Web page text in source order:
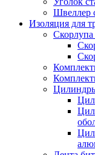
Швеллер
Изоляция для